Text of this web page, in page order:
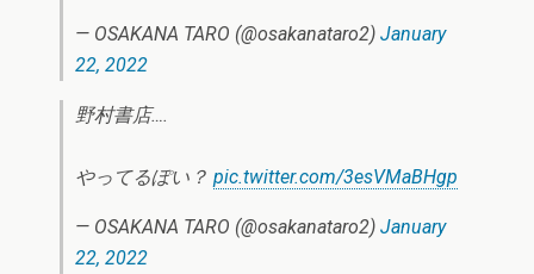
— OSAKANA TARO (@osakanataro2) January
22, 2022
野村書店….
やってるぽい？ pic.twitter.com/3esVMaBHgp
— OSAKANA TARO (@osakanataro2) January
22, 2022